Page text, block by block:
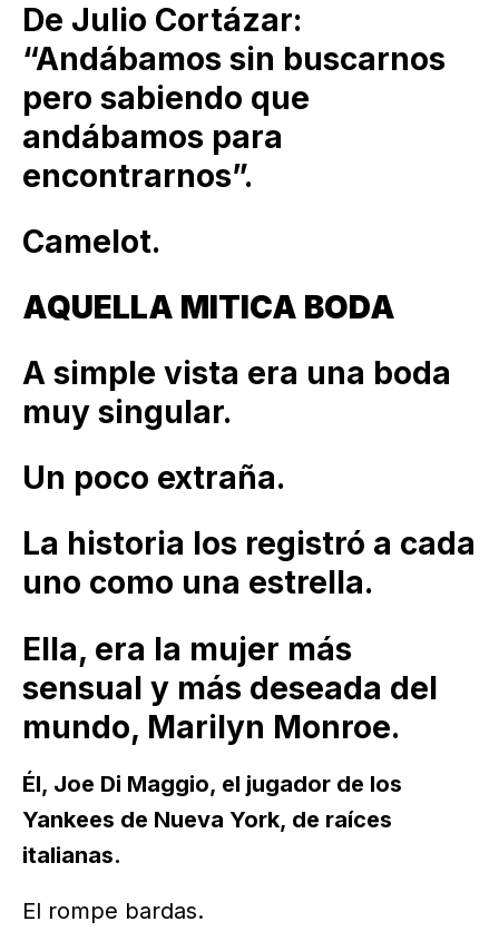
De Julio Cortázar:
“Andábamos sin buscarnos
pero sabiendo que
andábamos para
encontrarnos”.
Camelot.
AQUELLA MITICA BODA
A simple vista era una boda
muy singular.
Un poco extraña.
La historia los registró a cada
uno como una estrella.
Ella, era la mujer más
sensual y más deseada del
mundo, Marilyn Monroe.
Él, Joe Di Maggio, el jugador de los
Yankees de Nueva York, de raíces
italianas.
El rompe bardas.